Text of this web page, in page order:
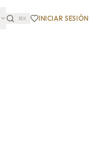
⌘K INICIAR SESIÓN